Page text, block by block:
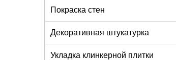
Покраска стен
Декоративная штукатурка
Укладка клинкерной плитки